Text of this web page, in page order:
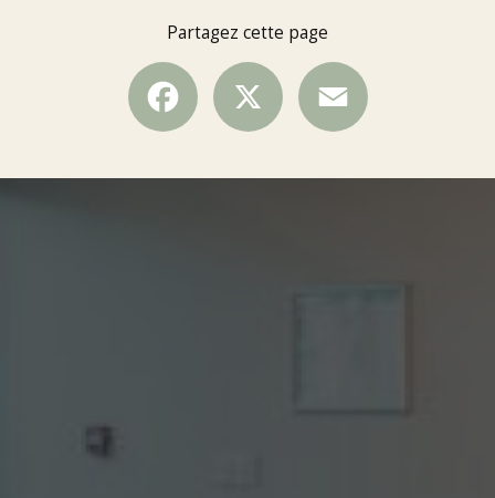
Partagez cette page
Facebook